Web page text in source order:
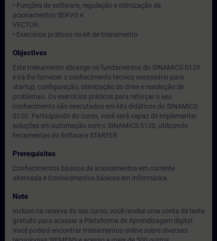
• Funções de software, regulação e otimização de
acionamentos SERVO e
VECTOR.
• Exercícios práticos no kit de treinamento
Objectives
Este treinamento abrange os fundamentos do SINAMICS S120
e irá lhe fornecer o conhecimento técnico necessário para
startup, configuração, otimização do drive e resolução de
problemas. Os exercícios práticos para reforçar o seu
conhecimento são executados em kits didáticos do SINAMICS
S120. Participando do curso, você será capaz de implementar
soluções em automação com o SINAMICS S120, utilizando
ferramentas do Software STARTER.
Prerequisites
Conhecimentos básicos de acionamentos em corrente
alternada e Conhecimentos básicos em Informática
Note
Incluso na reserva do seu curso, você recebe uma conta de teste
gratuito para acessar a Plataforma de Aprendizagem digital.
Você poderá encontrar treinamentos online sobre diversas